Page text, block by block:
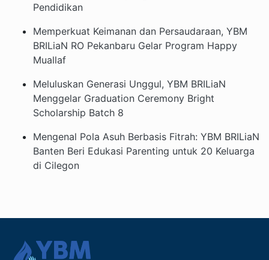
Pendidikan
Memperkuat Keimanan dan Persaudaraan, YBM
BRILiaN RO Pekanbaru Gelar Program Happy
Muallaf
Meluluskan Generasi Unggul, YBM BRILiaN
Menggelar Graduation Ceremony Bright
Scholarship Batch 8
Mengenal Pola Asuh Berbasis Fitrah: YBM BRILiaN
Banten Beri Edukasi Parenting untuk 20 Keluarga
di Cilegon